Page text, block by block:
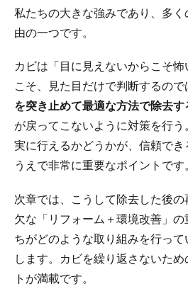
私たちの大きな強みであり、多
由の一つです。
カビは「目に見えないからこそ
こそ、見た目だけで判断するので
を突き止めて最適な方法で除去す
が戻ってこないように対策を行
実に行えるかどうかが、信頼で
うえで非常に重要なポイントです
次章では、こうして除去した後の
欠な「リフォーム＋環境改善」
ちがどのような取り組みを行っ
します。カビを繰り返さないた
トが満載です。